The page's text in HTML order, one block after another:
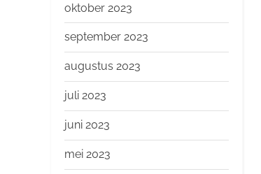
oktober 2023
september 2023
augustus 2023
juli 2023
juni 2023
mei 2023